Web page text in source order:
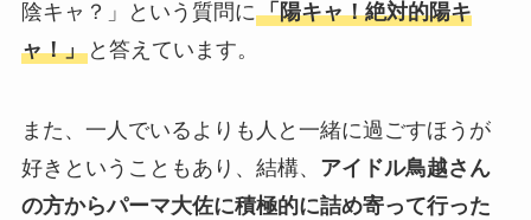
陰キャ？」という質問に「陽キャ！絶対的陽キ
ャ！」と答えています。
また、一人でいるよりも人と一緒に過ごすほうが
好きということもあり、結構、 アイドル鳥越さん
の方からパーマ大佐に積極的に詰め寄って行った